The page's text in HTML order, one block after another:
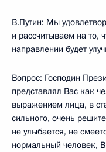
В.Путин: Мы
и рассчитываем на то,
направлении будет
Вопрос: Господин
представлял Вас как
выражением лица, в
сильного, очень
не улыбается, не
нормальный человек,